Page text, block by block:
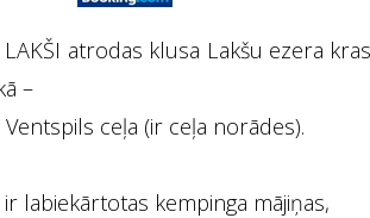
LAKŠI atrodas klusa Lakšu ezera
–
ceļa (ir ceļa norādes).
ir labiekārtotas kempinga mājiņas,